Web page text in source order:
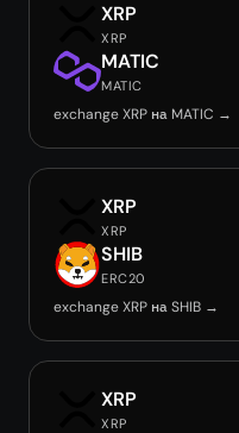
XRP
XRP
MATIC
MATIC
exchange XRP на MATIC →
XRP
XRP
SHIB
ERC20
exchange XRP на SHIB →
XRP
XRP